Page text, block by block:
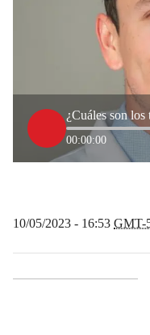
00:00:00
10/05/2023 - 16:53 GMT-